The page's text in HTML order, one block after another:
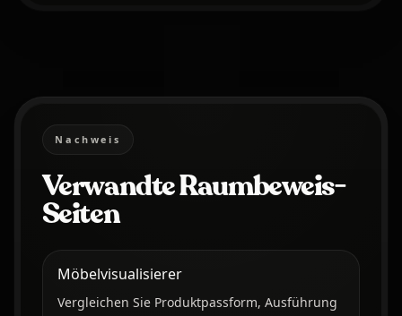
Nachweis
Verwandte Raumbeweis-
Seiten
Möbelvisualisierer
Vergleichen Sie Produktpassform, Ausführung